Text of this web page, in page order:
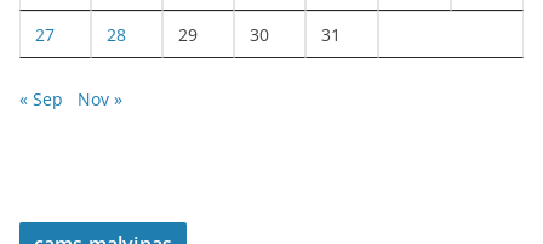
27 28 29 30 31
« Sep Nov »